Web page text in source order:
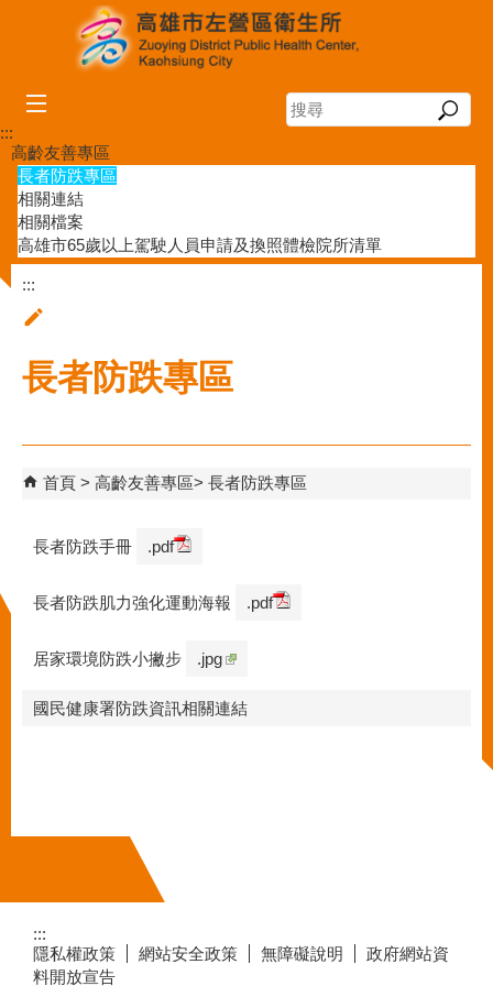
跳到主要內容區塊
搜
尋
:::
高齡友善專區
長者防跌專區
相關連結
相關檔案
高雄市65歲以上駕駛人員申請及換照體檢院所清單
:::
長者防跌專區
首頁 高齡友善專區 長者防跌專區
長者防跌手冊 .pdf
長者防跌肌力強化運動海報 .pdf
居家環境防跌小撇步 .jpg
國民健康署防跌資訊相關連結
:::
隱私權政策
網站安全政策 無障礙說明
政府網站資
料開放宣告